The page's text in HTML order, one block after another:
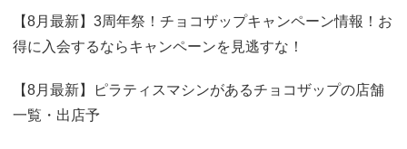
【8月最新】3周年祭！チョコザップキャンペーン情報！お
得に入会するならキャンペーンを見逃すな！
【8月最新】ピラティスマシンがあるチョコザップの店舗
一覧・出店予